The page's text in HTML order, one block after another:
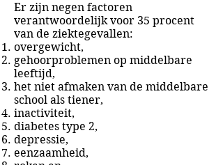
Er zijn negen factoren
verantwoordelijk voor 35 procent
van de ziektegevallen:
overgewicht,
gehoorproblemen op middelbare
leeftijd,
het niet afmaken van de middelbare
school als tiener,
inactiviteit,
diabetes type 2,
depressie,
eenzaamheid,